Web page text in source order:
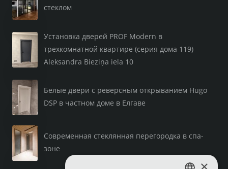
стеклом
Установка дверей PROF Modern в
трехкомнатной квартире (серия дома 119)
Aleksandra Bieziņa iela 10
Белые двери с реверсным открыванием Hugo
DSP в частном доме в Елгаве
Современная стеклянная перегородка в спа-
зоне